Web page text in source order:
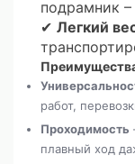
подрамник
✔ Легкий
работ,
Проходимость
плавный ход